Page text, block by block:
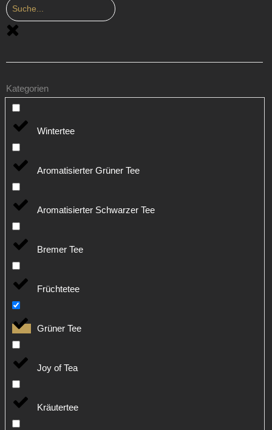
Kategorien
Wintertee
Aromatisierter Grüner Tee
Aromatisierter Schwarzer Tee
Bremer Tee
Früchtetee
Grüner Tee
Joy of Tea
Kräutertee